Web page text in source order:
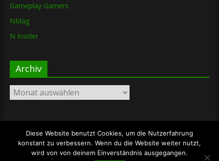
Gameplay Gamers
NMag
N Insider
Archiv
Archiv
Copyright © 2026The Lost Dungeon. Alle Rechte vorbehalten.
Theme: ColorMag vonThemeGrill. Bereitgestellt von
Diese Website benutzt Cookies, um die Nutzerfahrung
konstant zu verbessern. Wenn du die Website weiter nutzt,
wird von von deinem Einverständnis ausgegangen.